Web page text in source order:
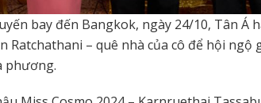
bay đến Bangkok, ngày 24/10, Tân Á
Ratchathani – quê nhà của cô để hội ngộ
phương.